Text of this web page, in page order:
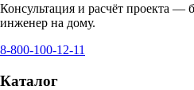
Консультация и расчёт проекта —
инженер на дому.
8-800-100-12-11
Каталог